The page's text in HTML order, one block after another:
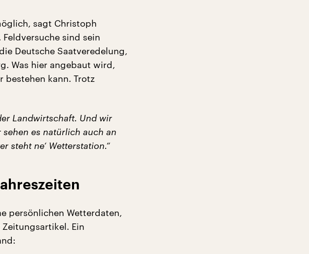
sagt Christoph
sind sein
Deutsche Saatveredelung,
Was hier angebaut wird,
bestehen kann. Trotz
Landwirtschaft. Und wir
es natürlich auch an
steht ne‘ Wetterstation.“
persönlichen Wetterdaten,
Ein